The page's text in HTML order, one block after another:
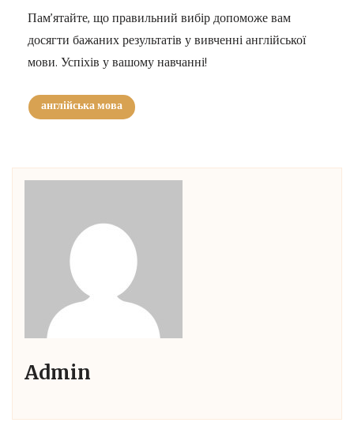
Пам’ятайте, що правильний вибір допоможе вам
досягти бажаних результатів у вивченні англійської
мови. Успіхів у вашому навчанні!
англійська мова
Admin